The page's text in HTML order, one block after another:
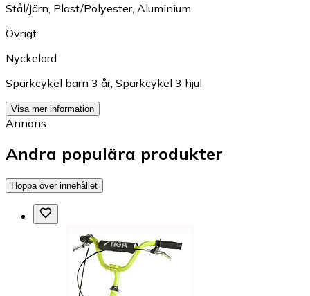
Stål/Järn Plast/Polyester, Aluminium
Övrigt
Nyckelord
Sparkcykel barn 3 år, Sparkcykel 3 hjul
Visa mer information
Annons
Andra populära produkter
Hoppa över innehållet